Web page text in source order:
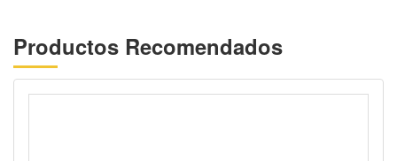
Productos Recomendados